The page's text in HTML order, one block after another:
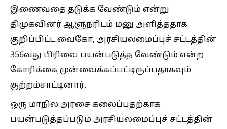
இணைவதை தடுக்க வேண்டும் என்று
திமுகவினர் ஆளுநரிடம் மனு அளித்ததாக
குறிப்பிட்ட வைகோ, அரசியலமைப்புச் சட்டத்தின்
356வது பிரிவை பயன்படுத்த வேண்டும் என்ற
கோரிக்கை முன்வைக்கப்பட்டிருப்பதாகவும்
குற்றம்சாட்டினார்.
ஒரு மாநில அரசை கலைப்பதற்காக
பயன்படுத்தப்படும் அரசியலமைப்புச் சட்டத்தின்